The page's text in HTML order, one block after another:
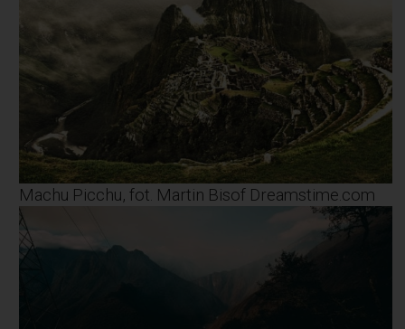
Machu Picchu, fot. Martin Bisof Dreamstime.com